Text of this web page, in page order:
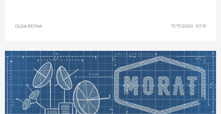
OLGA REYNA 17/11/2020 07:19